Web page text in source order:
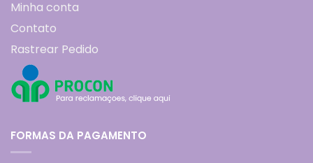
Minha conta
Contato
Rastrear Pedido
FORMAS DA PAGAMENTO